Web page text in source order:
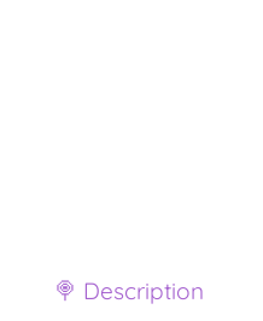
🍭 Description